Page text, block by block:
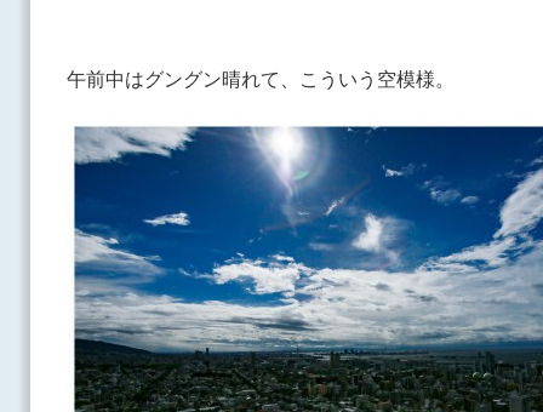
午前中はグングン晴れて、こういう空模様。